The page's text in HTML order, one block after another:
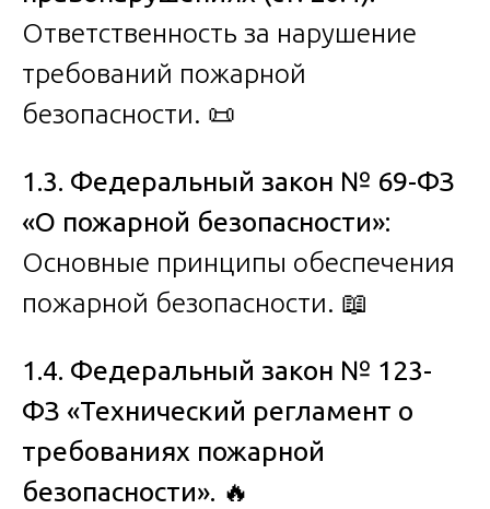
Ответственность за нарушение
требований пожарной
безопасности. 📜
1.3. Федеральный закон № 69-ФЗ
«О пожарной безопасности»:
Основные принципы обеспечения
пожарной безопасности. 📖
1.4. Федеральный закон № 123-
ФЗ «Технический регламент о
требованиях пожарной
безопасности». 🔥